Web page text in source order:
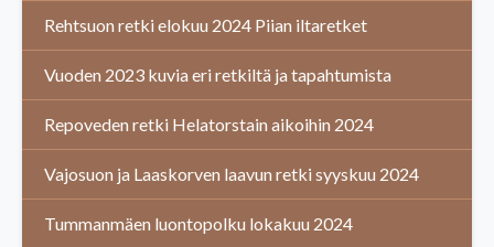
Rehtsuon retki elokuu 2024 Piian iltaretket
Vuoden 2023 kuvia eri retkiltä ja tapahtumista
Repoveden retki Helatorstain aikoihin 2024
Vajosuon ja Laaskorven laavun retki syyskuu 2024
Tummanmäen luontopolku lokakuu 2024